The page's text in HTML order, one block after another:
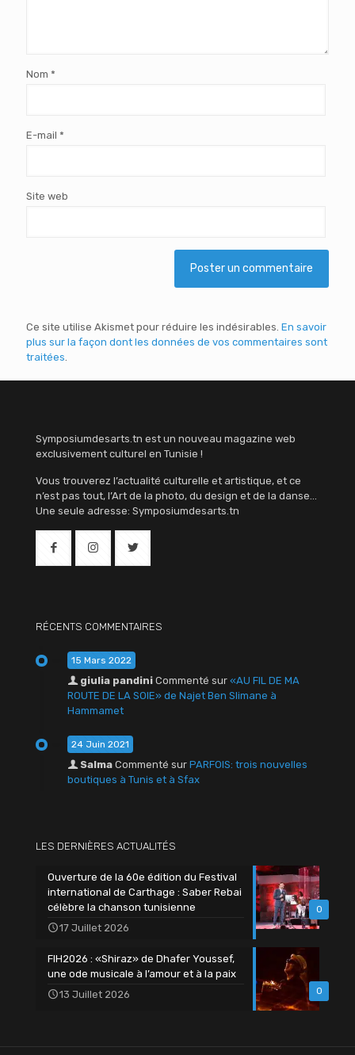
Nom *
E-mail *
Site web
Ce site utilise Akismet pour réduire les indésirables. En savoir
plus sur la façon dont les données de vos commentaires sont
traitées
Symposiumdesarts.tn est un nouveau magazine web
exclusivement culturel en Tunisie !
Vous trouverez l’actualité culturelle et artistique, et ce
n’est pas tout, l’Art de la photo, du design et de la danse…
Une seule adresse: Symposiumdesarts.tn
RÉCENTS COMMENTAIRES
15 Mars 2022
giulia pandini Commenté sur «AU FIL DE MA
ROUTE DE LA SOIE» de Najet Ben Slimane à
Hammamet
24 Juin 2021
Salma Commenté sur PARFOIS: trois nouvelles
boutiques à Tunis et à Sfax
LES DERNIÈRES ACTUALITÉS
0
Ouverture de la 60e édition du Festival
international de Carthage : Saber Rebai
célèbre la chanson tunisienne
17 Juillet 2026
0
FIH2026 : «Shiraz» de Dhafer Youssef,
une ode musicale à l’amour et à la paix
13 Juillet 2026